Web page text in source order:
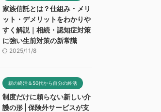
家族信託とは？仕組み・メリ
ット・デメリットをわかりや
すく解説｜相続・認知症対策
に強い生前対策の新常識
2025/11/8
親の終活＆50代から自分の終活
制度だけに頼らない新しい介
護の形 | 保険外サービスが支